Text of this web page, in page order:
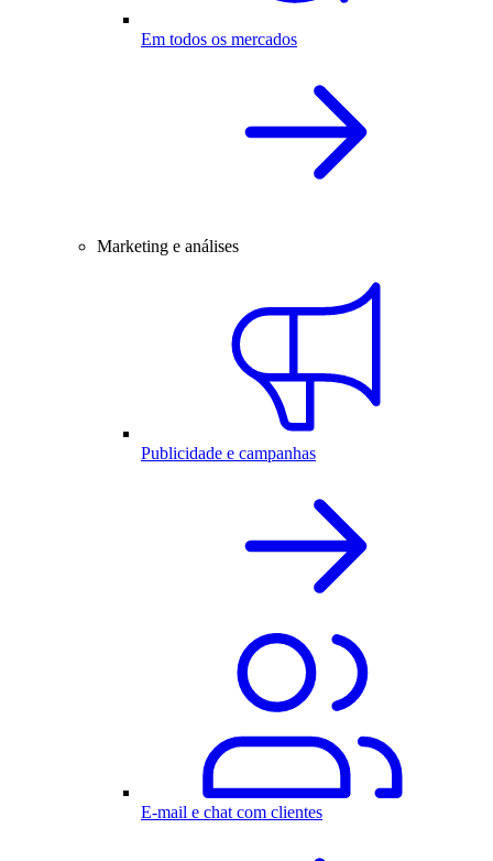
Em todos os mercados
Marketing e análises
Publicidade e campanhas
E-mail e chat com clientes